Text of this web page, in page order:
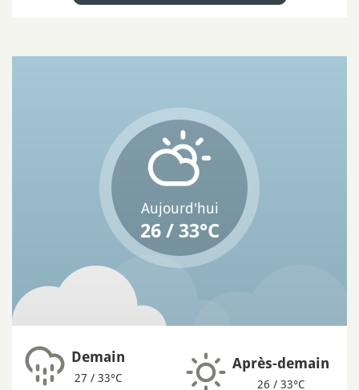
Aujourd'hui
26 / 33°C
Demain
27 / 33°C
Après-demain
26 / 33°C